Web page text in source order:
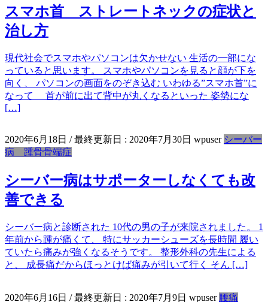
スマホ首 ストレートネックの症状と
治し方
現代社会でスマホやパソコンは欠かせない 生活の一部にな
っていると思います。 スマホやパソコンを見ると顔が下を
向く、 パソコンの画面をのぞき込む いわゆる”スマホ首”に
なって 首が前に出て背中が丸くなるといった 姿勢にな
[…]
2020年6月18日 / 最終更新日 : 2020年7月30日 wpuser シーバー
病 踵骨骨端症
シーバー病はサポーターしなくても改
善できる
シーバー病と診断された 10代の男の子が来院されました。 1
年前から踵が痛くて、 特にサッカーシューズを長時間 履い
ていたら痛みが強くなるそうです。 整形外科の先生による
と、 成長痛だからほっとけば痛みが引いて行く そん […]
2020年6月16日 / 最終更新日 : 2020年7月9日 wpuser 腰痛